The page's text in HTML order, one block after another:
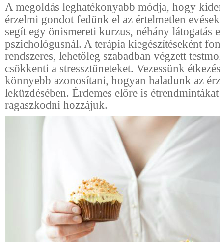
A megoldás leghatékonyabb módja, hogy
érzelmi gondot fedünk el az értelmetlen
segít egy önismereti kurzus, néhány látogatás
pszichológusnál. A terápia kiegészítéseként
rendszeres, lehetőleg szabadban végzett
csökkenti a stressztüneteket. Vezessünk
könnyebb azonosítani, hogyan haladunk az
leküzdésében. Érdemes előre is
ragaszkodni hozzájuk.